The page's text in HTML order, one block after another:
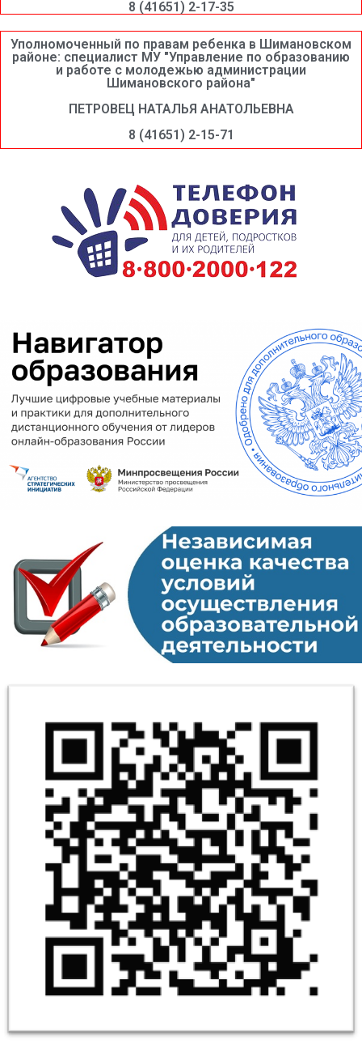
8 (41651) 2-17-35
Уполномоченный по правам ребенка в Шимановском
районе: специалист МУ "Управление по образованию
и работе с молодежью администрации
Шимановского района"
ПЕТРОВЕЦ НАТАЛЬЯ АНАТОЛЬЕВНА
8 (41651) 2-15-71